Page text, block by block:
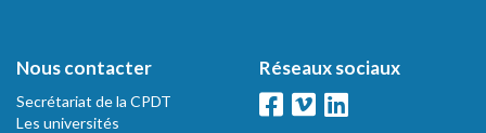
Nous contacter
Secrétariat de la CPDT
Les universités
Réseaux sociaux